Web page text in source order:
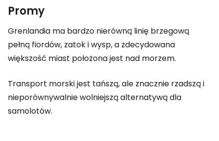
Promy
Grenlandia ma bardzo nierówną linię brzegową
pełną fiordów, zatok i wysp, a zdecydowana
większość miast położona jest nad morzem.
Transport morski jest tańszą, ale znacznie rzadszą i
nieporównywalnie wolniejszą alternatywą dla
samolotów.